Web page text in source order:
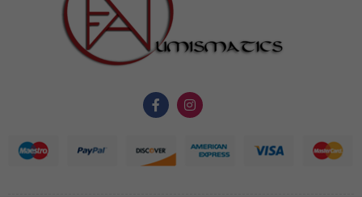
nécessaires au
Statistiques